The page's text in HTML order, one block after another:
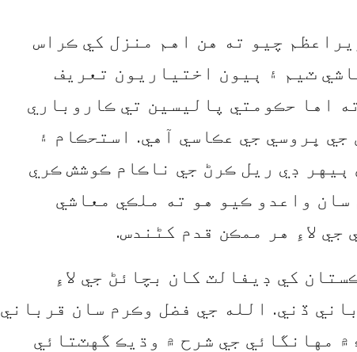
چيو ته هن اهم منزل کي ڪراس
ٽيم ۽ ٻيون اختياريون تعريف
اها حڪومتي پاليسين تي ڪاروباري
جي ڀروسي جي عڪاسي آهي. استحڪام ۽
ٻيهر ڊي ريل ڪرڻ جي ناڪام ڪوشش ڪري
سان واعدو ڪيو هو ته ملڪي معاشي
جي لاءِ هر ممڪن قدم کڻندس.
کي ڊيفالٽ کان بچائڻ جي لاءِ
ڏني. الله جي فضل وڪرم سان قرباني
۾ مهانگائي جي شرح ۾ وڌيڪ گهٽتائي